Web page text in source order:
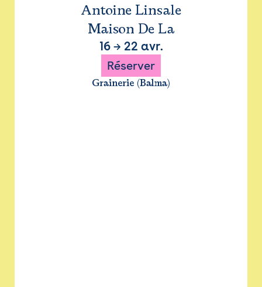
Antoine Linsale
Maison De La
16→ 22 avr.
Réserver
Grainerie (Balma)